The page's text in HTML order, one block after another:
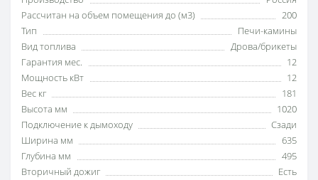
Рассчитан на объем помещения до (м3)
200
Тип
Печи-камины
Вид топлива
Дрова/брикеты
Гарантия мес.
12
Мощность кВт
12
Вес кг
181
Высота мм
1020
Подключение к дымоходу
Сзади
Ширина мм
635
Глубина мм
495
Вторичный дожиг
Есть